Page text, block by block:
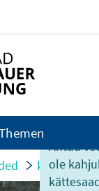
Antud
ole
kurzum